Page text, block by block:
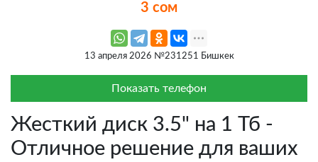
3 сом
13 апреля 2026 №231251 Бишкек
Показать телефон
Жесткий диск 3.5" на 1 Тб -
Отличное решение для ваших